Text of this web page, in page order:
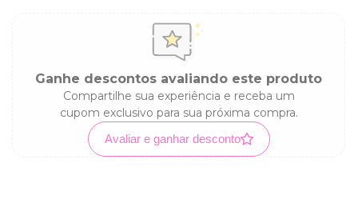
Ganhe descontos avaliando este produto
Compartilhe sua experiência e receba um
cupom exclusivo para sua próxima compra.
Avaliar e ganhar desconto